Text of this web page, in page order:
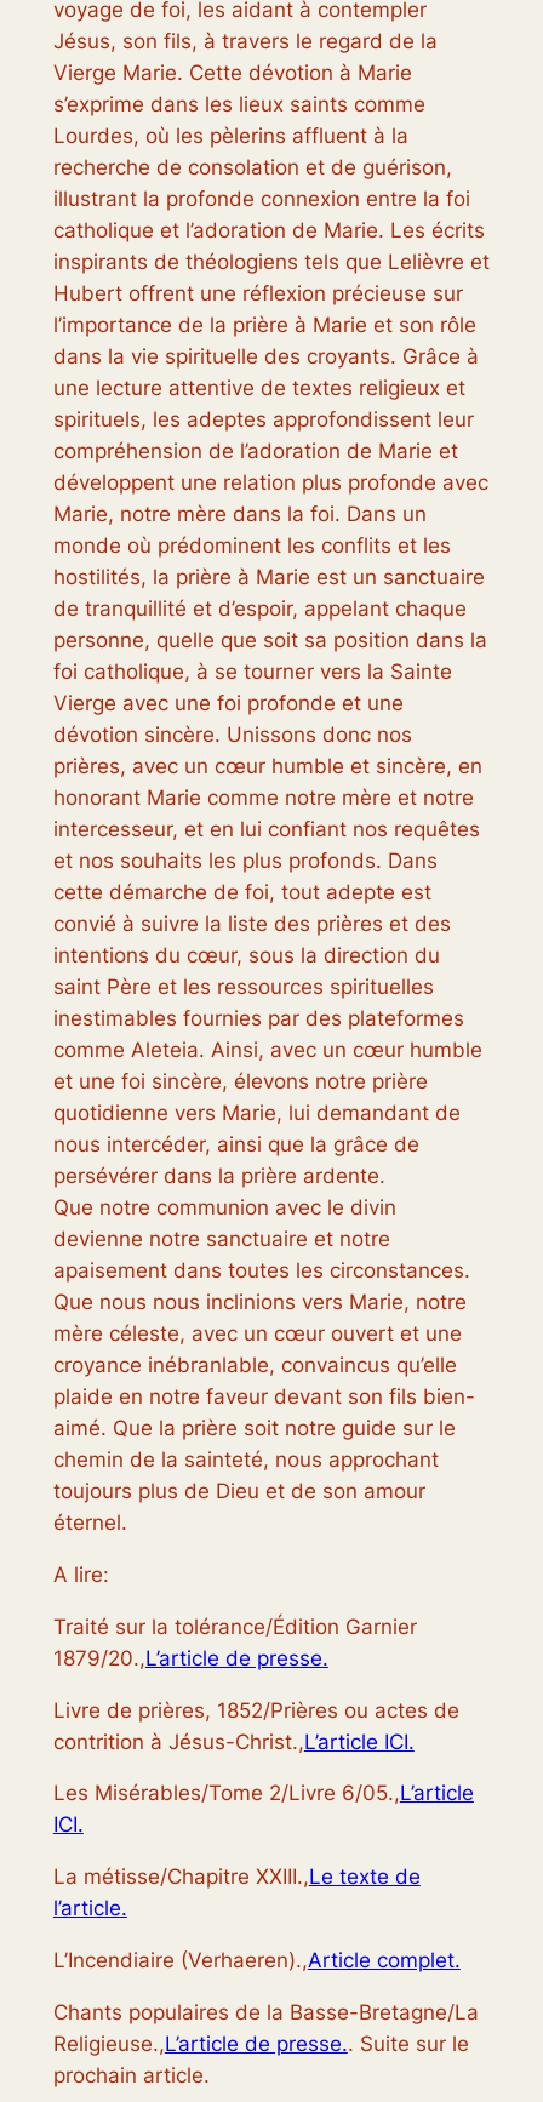
voyage de foi, les aidant à contempler
Jésus, son fils, à travers le regard de la
Vierge Marie. Cette dévotion à Marie
s’exprime dans les lieux saints comme
Lourdes, où les pèlerins affluent à la
recherche de consolation et de guérison,
illustrant la profonde connexion entre la foi
catholique et l’adoration de Marie. Les écrits
inspirants de théologiens tels que Lelièvre et
Hubert offrent une réflexion précieuse sur
l’importance de la prière à Marie et son rôle
dans la vie spirituelle des croyants. Grâce à
une lecture attentive de textes religieux et
spirituels, les adeptes approfondissent leur
compréhension de l’adoration de Marie et
développent une relation plus profonde avec
Marie, notre mère dans la foi. Dans un
monde où prédominent les conflits et les
hostilités, la prière à Marie est un sanctuaire
de tranquillité et d’espoir, appelant chaque
personne, quelle que soit sa position dans la
foi catholique, à se tourner vers la Sainte
Vierge avec une foi profonde et une
dévotion sincère. Unissons donc nos
prières, avec un cœur humble et sincère, en
honorant Marie comme notre mère et notre
intercesseur, et en lui confiant nos requêtes
et nos souhaits les plus profonds. Dans
cette démarche de foi, tout adepte est
convié à suivre la liste des prières et des
intentions du cœur, sous la direction du
saint Père et les ressources spirituelles
inestimables fournies par des plateformes
comme Aleteia. Ainsi, avec un cœur humble
et une foi sincère, élevons notre prière
quotidienne vers Marie, lui demandant de
nous intercéder, ainsi que la grâce de
persévérer dans la prière ardente.
Que notre communion avec le divin
devienne notre sanctuaire et notre
apaisement dans toutes les circonstances.
Que nous nous inclinions vers Marie, notre
mère céleste, avec un cœur ouvert et une
croyance inébranlable, convaincus qu’elle
plaide en notre faveur devant son fils bien-
aimé. Que la prière soit notre guide sur le
chemin de la sainteté, nous approchant
toujours plus de Dieu et de son amour
éternel.
A lire:
Traité sur la tolérance/Édition Garnier
1879/20.,L’article de presse.
Livre de prières, 1852/Prières ou actes de
contrition à Jésus-Christ.,L’article ICI.
Les Misérables/Tome 2/Livre 6/05.,L’article
ICI.
La métisse/Chapitre XXIII.,Le texte de
l’article.
L’Incendiaire (Verhaeren).,Article complet.
Chants populaires de la Basse-Bretagne/La
Religieuse.,L’article de presse.. Suite sur le
prochain article.